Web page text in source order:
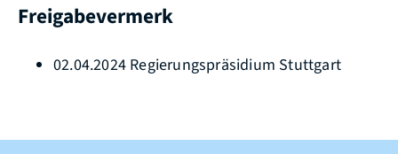
Freigabevermerk
02.04.2024 Regierungspräsidium Stuttgart